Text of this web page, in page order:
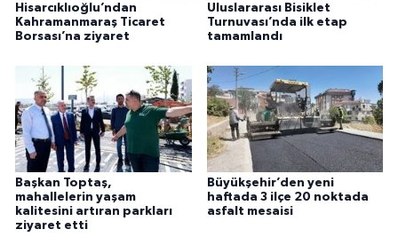
Hisarcıklıoğlu’ndan
Kahramanmaraş Ticaret
Borsası’na ziyaret
Uluslararası Bisiklet
Turnuvası’nda ilk etap
tamamlandı
Başkan Toptaş,
mahallelerin yaşam
kalitesini artıran parkları
ziyaret etti
Büyükşehir’den yeni
haftada 3 ilçe 20 noktada
asfalt mesaisi